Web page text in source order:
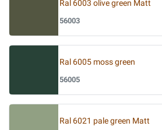
Ral 6003 olive green Matt
56003
Ral 6005 moss green
56005
Ral 6021 pale green Matt